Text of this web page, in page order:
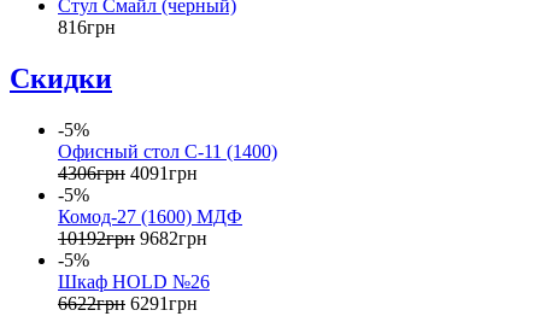
Стул Смайл (черный)
816грн
Скидки
-5%
Офисный стол С-11 (1400)
4306грн 4091грн
-5%
Комод-27 (1600) МДФ
10192грн 9682грн
-5%
Шкаф НOLD №26
6622грн 6291грн